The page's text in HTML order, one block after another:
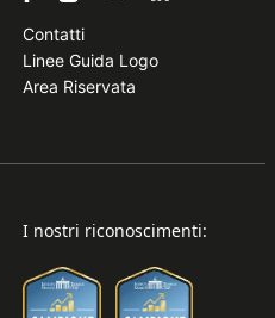
Contatti
Linee Guida Logo
Area Riservata
I nostri riconoscimenti: